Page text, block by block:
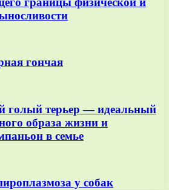
гончая
голый терьер — идеальный
образа жизни и
в семье
у собак